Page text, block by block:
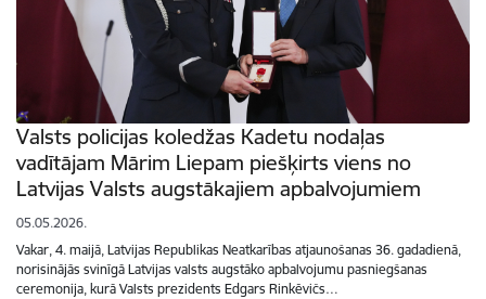
Valsts policijas koledžas Kadetu nodaļas
vadītājam Mārim Liepam piešķirts viens no
Latvijas Valsts augstākajiem apbalvojumiem
05.05.2026.
Vakar, 4. maijā, Latvijas Republikas Neatkarības atjaunošanas 36. gadadienā,
norisinājās svinīgā Latvijas valsts augstāko apbalvojumu pasniegšanas
ceremonija, kurā Valsts prezidents Edgars Rinkēvičs…